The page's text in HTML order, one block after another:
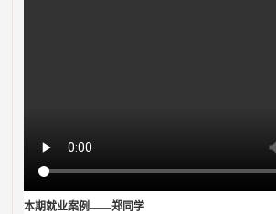
本期就业案例——郑同学